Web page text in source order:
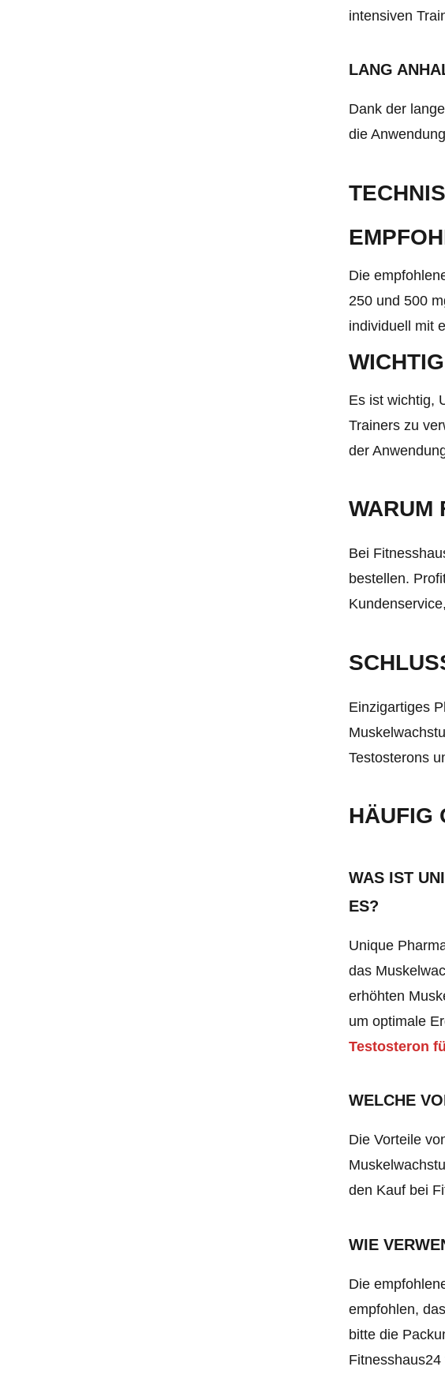
intensiven
LANG
Dank der
die
Die
250 und 500
individuell mit
Es ist wichtig,
Trainers zu
der
WARUM
Bei
bestellen.
Einzigartiges
Testosterons
HÄUFIG
WAS IST
ES?
Unique
das
erhöhten
um optimale
Testosteron
WELCHE
Die Vorteile
den Kauf bei
WIE
Die
empfohlen,
bitte die
Fitnesshaus24